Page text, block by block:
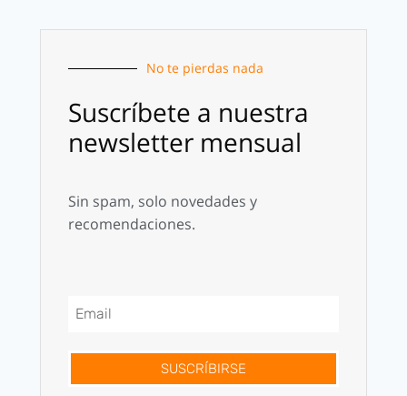
No te pierdas nada
Suscríbete a nuestra
newsletter mensual
Sin spam, solo novedades y
recomendaciones.
SUSCRÍBIRSE